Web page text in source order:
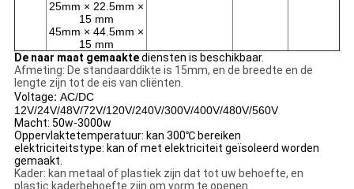
25mm × 22.5mm ×
15 mm
45mm × 44.5mm ×
15 mm
De naar maat gemaaktediensten is beschikbaar.
Afmeting: De standaarddikte is 15mm, en de breedte en de
lengte zijn tot de eis van cliënten.
Voltage: AC/DC
12V/24V/48V/72V/120V/240V/300V/400V/480V/560V
Macht: 50w-3000w
Oppervlaktetemperatuur: kan 300℃ bereiken
elektriciteitstype: kan of met elektriciteit geïsoleerd worden
gemaakt.
Kader: kan metaal of plastiek zijn dat tot uw behoefte, en
plastic kaderbehoefte zijn om vorm te openen.